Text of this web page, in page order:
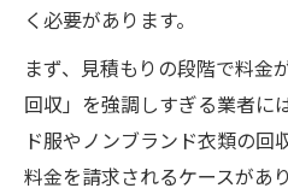
く必要があります。
まず、見積もりの段階で料金
回収」を強調しすぎる業者に
ド服やノンブランド衣類の回
料金を請求されるケースがあ